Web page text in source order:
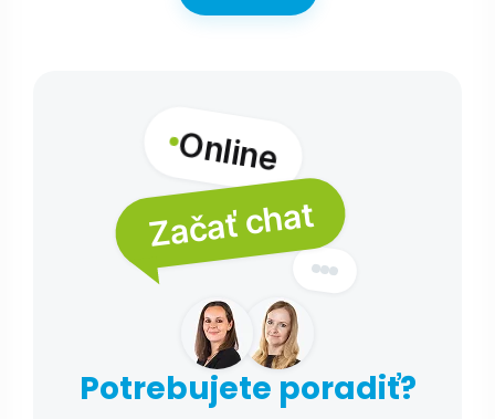
Online
Začať chat
Potrebujete poradiť?